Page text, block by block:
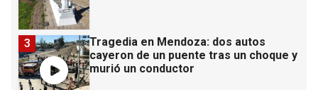
Tragedia en Mendoza: dos autos
cayeron de un puente tras un choque y
murió un conductor
3